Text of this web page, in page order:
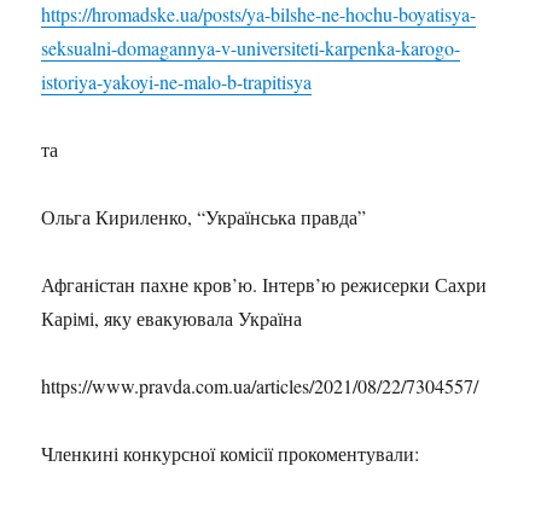
https://hromadske.ua/posts/ya-bilshe-ne-hochu-boyatisya-
seksualni-domagannya-v-universiteti-karpenka-karogo-
istoriya-yakoyi-ne-malo-b-trapitisya
та
Ольга Кириленко, “Українська правда”
Афганістан пахне кров’ю. Інтерв’ю режисерки Сахри
Карімі, яку евакуювала Україна
https://www.pravda.com.ua/articles/2021/08/22/7304557/
Членкині конкурсної комісії прокоментували: